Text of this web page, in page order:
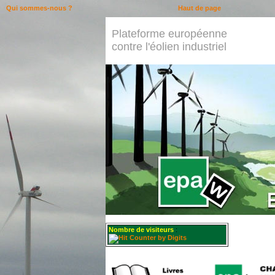
Plateforme européenne
contre l'éolien industriel
Nombre de visiteurs :
Haut de page
Qui sommes-nous ?